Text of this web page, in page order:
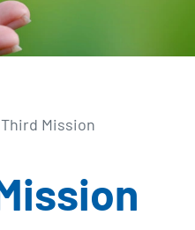
Mission